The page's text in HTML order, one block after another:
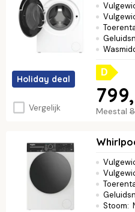
Holiday deal
Vergelijk
D
Meestal
Stoom: